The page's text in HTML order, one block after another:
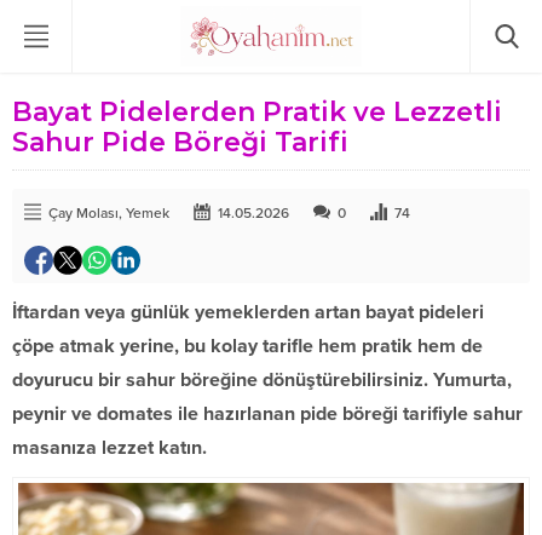
Bayat Pidelerden Pratik ve Lezzetli
Sahur Pide Böreği Tarifi
Çay Molası, Yemek 14.05.2026 0 74
İftardan veya günlük yemeklerden artan bayat pideleri
çöpe atmak yerine, bu kolay tarifle hem pratik hem de
doyurucu bir sahur böreğine dönüştürebilirsiniz. Yumurta,
peynir ve domates ile hazırlanan pide böreği tarifiyle sahur
masanıza lezzet katın.